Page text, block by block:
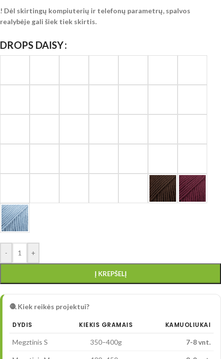
! Dėl skirtingų kompiuterių ir telefonų parametrų, spalvos
realybėje gali šiek tiek skirtis.
DROPS DAISY
- +
Į KREPŠELĮ
🧶 Kiek reikės projektui?
DYDIS KIEKIS GRAMAIS KAMUOLIUKAI
Megztinis S 350–400g 7-8 vnt.